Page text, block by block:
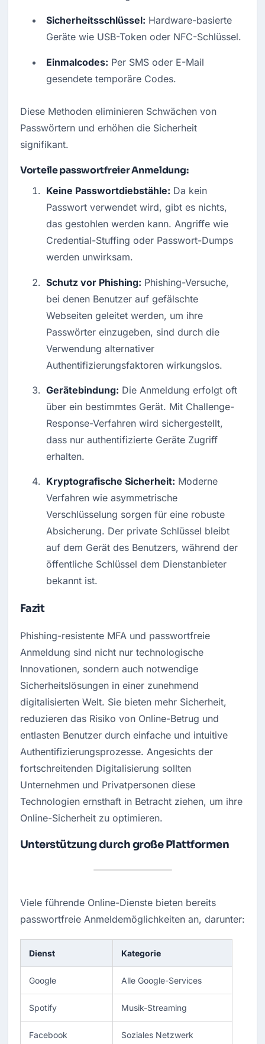
Sicherheitsschlüssel: Hardware-basierte
Geräte wie USB-Token oder NFC-Schlüssel.
Einmalcodes: Per SMS oder E-Mail
gesendete temporäre Codes.
Diese Methoden eliminieren Schwächen von
Passwörtern und erhöhen die Sicherheit
signifikant.
Vorteile passwortfreier Anmeldung:
Keine Passwortdiebstähle: Da kein
Passwort verwendet wird, gibt es nichts,
das gestohlen werden kann. Angriffe wie
Credential-Stuffing oder Passwort-Dumps
werden unwirksam.
Schutz vor Phishing: Phishing-Versuche,
bei denen Benutzer auf gefälschte
Webseiten geleitet werden, um ihre
Passwörter einzugeben, sind durch die
Verwendung alternativer
Authentifizierungsfaktoren wirkungslos.
Gerätebindung: Die Anmeldung erfolgt oft
über ein bestimmtes Gerät. Mit Challenge-
Response-Verfahren wird sichergestellt,
dass nur authentifizierte Geräte Zugriff
erhalten.
Kryptografische Sicherheit: Moderne
Verfahren wie asymmetrische
Verschlüsselung sorgen für eine robuste
Absicherung. Der private Schlüssel bleibt
auf dem Gerät des Benutzers, während der
öffentliche Schlüssel dem Dienstanbieter
bekannt ist.
Fazit
Phishing-resistente MFA und passwortfreie
Anmeldung sind nicht nur technologische
Innovationen, sondern auch notwendige
Sicherheitslösungen in einer zunehmend
digitalisierten Welt. Sie bieten mehr Sicherheit,
reduzieren das Risiko von Online-Betrug und
entlasten Benutzer durch einfache und intuitive
Authentifizierungsprozesse. Angesichts der
fortschreitenden Digitalisierung sollten
Unternehmen und Privatpersonen diese
Technologien ernsthaft in Betracht ziehen, um ihre
Online-Sicherheit zu optimieren.
Unterstützung durch große Plattformen
Viele führende Online-Dienste bieten bereits
passwortfreie Anmeldemöglichkeiten an, darunter:
Dienst Kategorie
Google Alle Google-Services
Spotify Musik-Streaming
Facebook Soziales Netzwerk